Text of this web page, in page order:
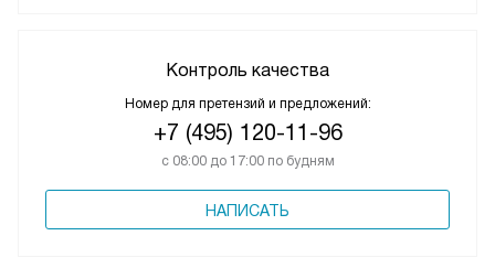
Контроль качества
Номер для претензий и предложений:
+7 (495) 120-11-96
с 08:00 до 17:00 по будням
НАПИСАТЬ